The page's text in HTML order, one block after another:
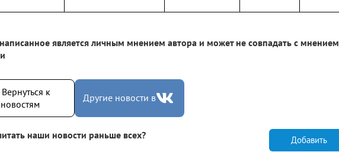
является личным мнением автора и может не совпадать с мнением
к
новостям
Другие новости в
наши новости раньше всех? Добавить